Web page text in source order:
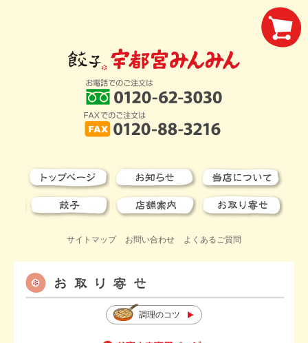
サイトマップ お問い合わせ よくあるご質問
調理のコツ